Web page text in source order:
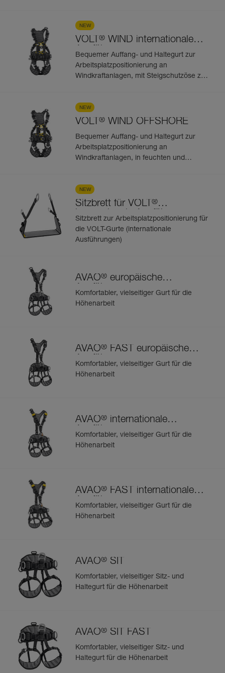
System. 5 Befestigungspunkte
NEW
VOLT ® WIND internationale
Ausführung
Bequemer Auffang- und Haltegurt zur
Arbeitsplatzpositionierung an
Windkraftanlagen, mit Steigschutzöse zur
System. 5 Befestigungspunkte
NEW
VOLT ® WIND OFFSHORE
Bequemer Auffang- und Haltegurt zur
Arbeitsplatzpositionierung an
Windkraftanlagen, in feuchten und
Fortbewegung an einem schienen- oder
drahtseilgeführten System. 5
Befestigungspunkte
NEW
Sitzbrett für VOLT ®
internationale Ausführung
Sitzbrett zur Arbeitsplatzpositionierung für
die VOLT-Gurte (internationale
Ausführungen)
AVAO® europäische
Ausführung
Komfortabler, vielseitiger Gurt für die
Höhenarbeit
AVAO® FAST europäische
Ausführung
Komfortabler, vielseitiger Gurt für die
Höhenarbeit
AVAO® internationale
Ausführung
Komfortabler, vielseitiger Gurt für die
Höhenarbeit
AVAO® FAST internationale
Ausführung
Komfortabler, vielseitiger Gurt für die
Höhenarbeit
AVAO® SIT
Komfortabler, vielseitiger Sitz- und
Haltegurt für die Höhenarbeit
AVAO® SIT FAST
Komfortabler, vielseitiger Sitz- und
Haltegurt für die Höhenarbeit